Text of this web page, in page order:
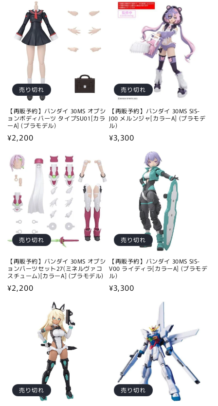
売り切れ
【再販予約】バンダイ 30MS オプシ
ョンボディパーツ タイプSU01[カラ
ーA] (プラモデル)
通
価
格
¥2,200
売り切れ
【再販予約】バンダイ 30MS SIS-
J00 メルンジャ[カラーA] (プラモデ
ル)
通
¥3,300
売り切れ
【再販予約】バンダイ 30MS オプシ
ョンパーツセット27(ミネルヴァコ
スチューム)[カラーA] (プラモデル)
通
¥2,200
売り切れ
【再販予約】バンダイ 30MS SIS-
V00 ライディラ[カラーA] (プラモデ
ル)
通
¥3,300
売り切れ 売り切れ